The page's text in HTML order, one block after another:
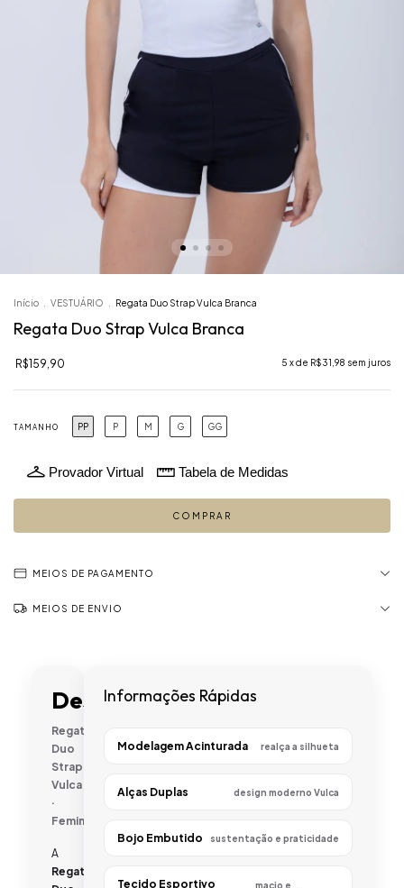
Início VESTUÁRIO Regata Duo Strap Vulca Branca
Regata Duo Strap Vulca Branca
R$159,90 5 x de R$31,98 sem juros
TAMANHO PP P M G GG
Provador Virtual Tabela de Medidas
MEIOS DE PAGAMENTO
MEIOS DE ENVIO
Descrição
Regata
Duo
Strap
Vulca
·
Feminino
A
Regata
Informações Rápidas
Modelagem Acinturada realça a silhueta
Alças Duplas design moderno Vulca
Bojo Embutido sustentação e praticidade
Tecido Esportivo
macio e